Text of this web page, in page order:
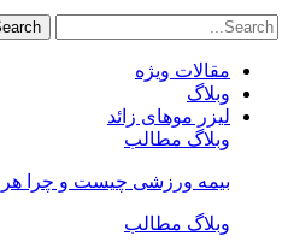
مقالات ویژه
وبلاگ
لیزر موهای زائد
وبلاگ مطالب
بیمه ورزشی چیست و چرا هر
وبلاگ مطالب